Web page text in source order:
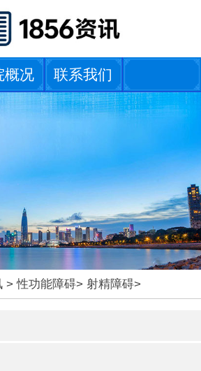
概况 联系我们
>性功能障碍> 射精障碍>